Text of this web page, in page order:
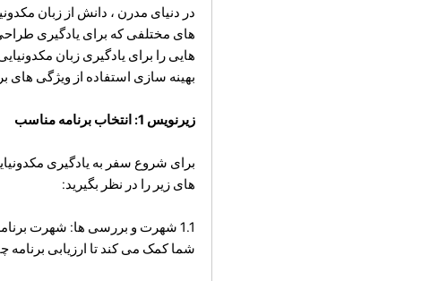
در دنیای مدرن ، دانش از زبان
های مختلفی که برای یادگیری
هایی را برای یادگیری زبان
بهینه سازی استفاده از ویژگی های
زیرنویس 1: انتخاب برنامه مناسب
برای شروع سفر به یادگیری
های زیر را در نظر بگیرید:
1.1 شهرت و بررسی ها: شهرت
شما کمک می کند تا ارزیابی برنامه